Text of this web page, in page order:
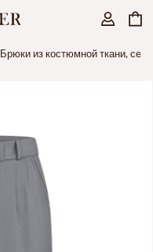
Брюки из костюмной ткани,